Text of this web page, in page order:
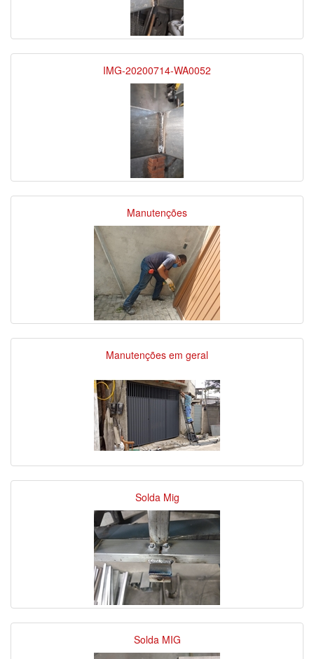
IMG-20200714-WA0052
Manutenções
Manutenções em geral
Solda Mig
Solda MIG